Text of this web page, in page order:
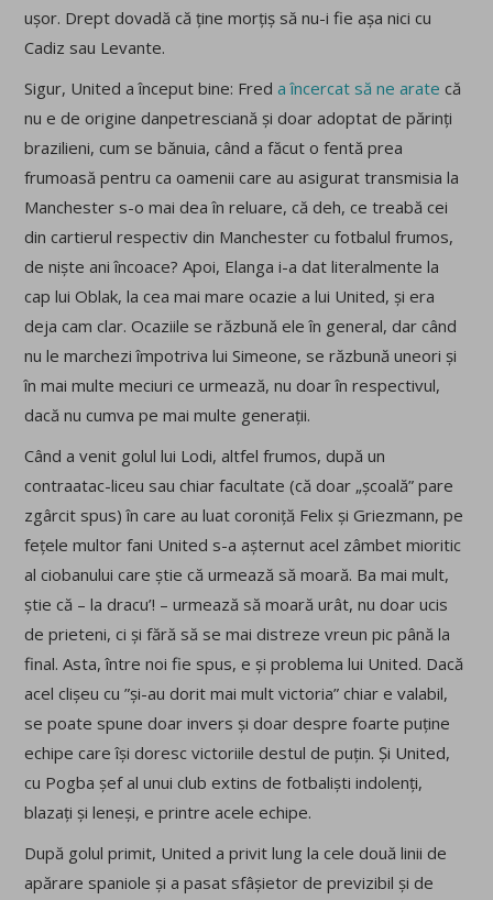
ușor. Drept dovadă că ține morțiș să nu-i fie așa nici cu
Cadiz sau Levante.
Sigur, United a început bine: Freda încercat să ne arate că
nu e de origine danpetresciană și doar adoptat de părinți
brazilieni, cum se bănuia, când a făcut o fentă prea
frumoasă pentru ca oamenii care au asigurat transmisia la
Manchester s-o mai dea în reluare, că deh, ce treabă cei
din cartierul respectiv din Manchester cu fotbalul frumos,
de niște ani încoace? Apoi, Elanga i-a dat literalmente la
cap lui Oblak, la cea mai mare ocazie a lui United, și era
deja cam clar. Ocaziile se răzbună ele în general, dar când
nu le marchezi împotriva lui Simeone, se răzbună uneori și
în mai multe meciuri ce urmează, nu doar în respectivul,
dacă nu cumva pe mai multe generații.
Când a venit golul lui Lodi, altfel frumos, după un
contraatac-liceu sau chiar facultate (că doar „școală” pare
zgârcit spus) în care au luat coroniță Felix și Griezmann, pe
fețele multor fani United s-a așternut acel zâmbet mioritic
al ciobanului care știe că urmează să moară. Ba mai mult,
știe că – la dracu’! – urmează să moară urât, nu doar ucis
de prieteni, ci și fără să se mai distreze vreun pic până la
final. Asta, între noi fie spus, e și problema lui United. Dacă
acel clișeu cu ”și-au dorit mai mult victoria” chiar e valabil,
se poate spune doar invers și doar despre foarte puține
echipe care își doresc victoriile destul de puțin. Și United,
cu Pogba șef al unui club extins de fotbaliști indolenți,
blazați și leneși, e printre acele echipe.
După golul primit, United a privit lung la cele două linii de
apărare spaniole și a pasat sfâșietor de previzibil și de